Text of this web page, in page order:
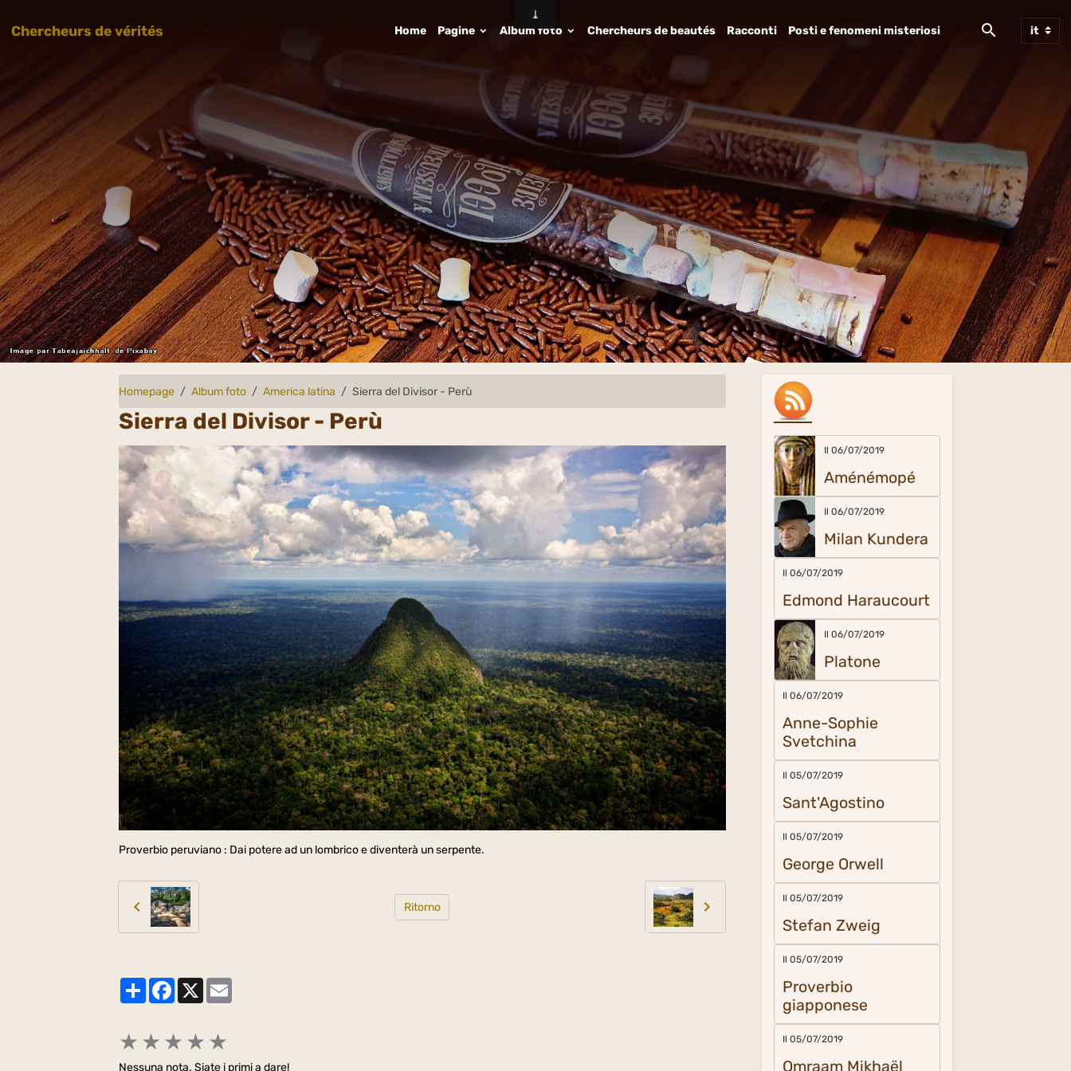
Chercheurs de vérités Home Pagine Album foto Chercheurs de beautés Racconti Posti e fenomeni misteriosi
Homepage Album foto America latina Sierra del Divisor - Perù
Sierra del Divisor - Perù
Proverbio peruviano : Dai potere ad un lombrico e diventerà un serpente.
Ritorno
PartagerFacebook
X
★ ★ ★ ★ ★
Nessuna nota. Siate i primi a dare!
Il 06/07/2019
Aménémopé
Il 06/07/2019
Milan Kundera
Il 06/07/2019
Edmond Haraucourt
Il 06/07/2019
Platone
Il 06/07/2019
Anne-Sophie
Svetchina
Il 05/07/2019
Sant'Agostino
Il 05/07/2019
George Orwell
Il 05/07/2019
Stefan Zweig
Il 05/07/2019
Proverbio
giapponese
Il 05/07/2019
Omraam Mikhaël